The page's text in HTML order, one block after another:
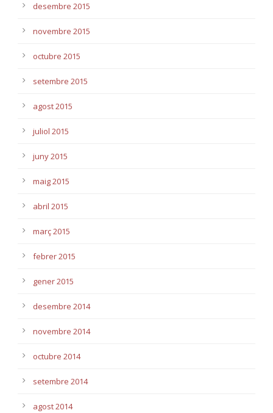
desembre 2015
novembre 2015
octubre 2015
setembre 2015
agost 2015
juliol 2015
juny 2015
maig 2015
abril 2015
març 2015
febrer 2015
gener 2015
desembre 2014
novembre 2014
octubre 2014
setembre 2014
agost 2014